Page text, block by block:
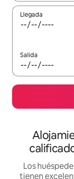
Llegada
Salida
Los
tienen